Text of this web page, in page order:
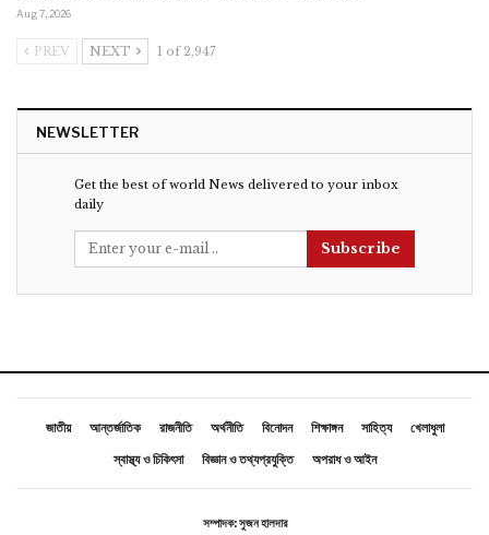
Aug 7, 2026
PREV NEXT 1 of 2,947
NEWSLETTER
Get the best of world News delivered to your inbox
daily
Subscribe
জাতীয় আন্তর্জাতিক রাজনীতি অর্থনীতি বিনোদন শিক্ষাঙ্গন সাহিত্য
খেলাধুলা
স্বাস্থ্য ও চিকিৎসা
বিজ্ঞান ও তথ্যপ্রযুক্তি অপরাধ ও আইন
সম্পাদক: সুজন হালদার